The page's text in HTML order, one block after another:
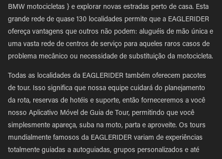
BMW motocicletas } e explorar novas estradas perto de casa. Esta
grande rede de quase 130 localidades permite que a EAGLERIDER
ofereça vantagens que outros não podem: aluguéis de mão única e
uma vasta rede de centros de serviço para aqueles raros casos de
problema mecânico ou necessidade de substituição da motocicleta.
Todas as localidades da EAGLERIDER também oferecem pacotes
de tour. Isso significa que nossa equipe cuidará do planejamento
da rota, reservas de hotéis e suporte, então forneceremos a você
nosso Aplicativo Móvel de Guia de Tour, permitindo que você
simplesmente apareça, suba na moto, parta e aproveite. Os tours
mundialmente famosos da EAGLERIDER variam de experiências
totalmente guiadas a autoguiadas, grupos personalizados e até